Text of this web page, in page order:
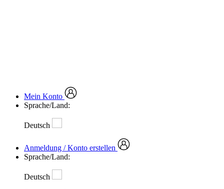
Mein Konto
Sprache/Land:
Deutsch
Anmeldung / Konto erstellen
Sprache/Land:
Deutsch